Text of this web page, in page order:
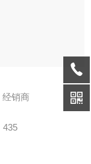
经销商
435